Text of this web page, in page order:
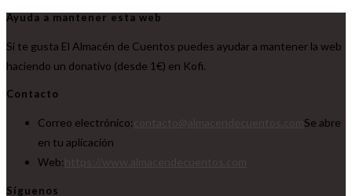
Ayuda a mantener esta web
Si te gusta El Almacén de Cuentos puedes ayudar a mantener la web
haciendo un donativo (desde 1€) en Kofi.
Contacto
Correo electrónico:
Se abre
en tu aplicación
Web:
Síguenos